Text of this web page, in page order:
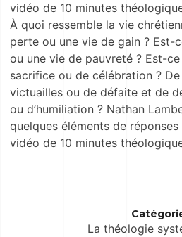
vidéo de 10 minutes
À quoi ressemble la vie
perte ou une vie de gain ? Est-
ou une vie de pauvreté ? Est-
sacrifice ou de célébration ?
victuailles ou de défaite et de
ou d’humiliation ? Nathan
quelques éléments de
vidéo de 10 minutes
La théologie